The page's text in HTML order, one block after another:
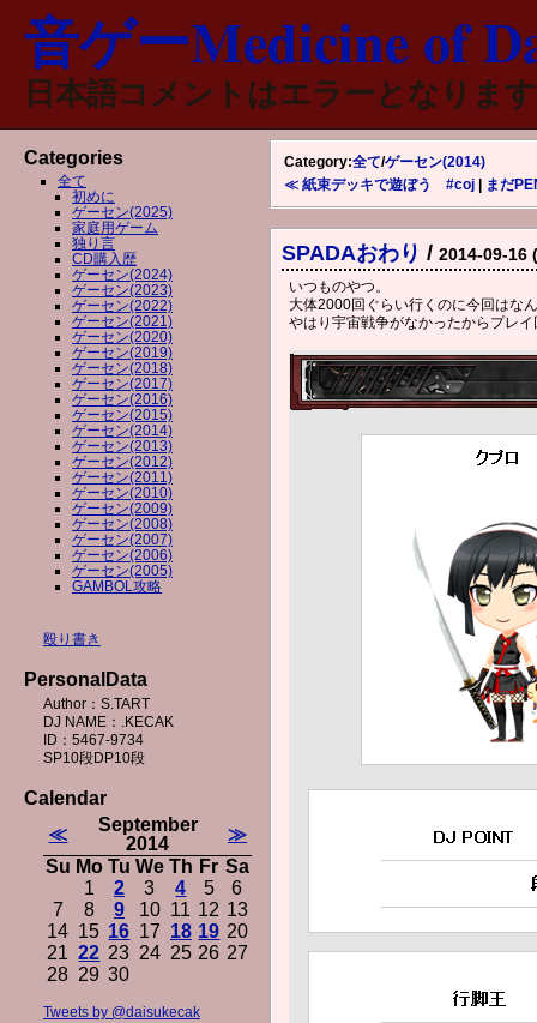
音ゲーMedicine of
日本語コメントはエラーとなりま
Category:全て/ゲーセン(2014)
≪ 紙束デッキで遊ぼう #coj
まだ
SPADAおわり / 2014-09-16
いつものやつ。
大体2000回ぐらい行くのに今回はな
やはり宇宙戦争がなかったからプレ
Categories
全て
初めに
ゲーセン(2025)
家庭用ゲーム
独り言
CD購入歴
ゲーセン(2024)
ゲーセン(2023)
ゲーセン(2022)
ゲーセン(2021)
ゲーセン(2020)
ゲーセン(2019)
ゲーセン(2018)
ゲーセン(2017)
ゲーセン(2016)
ゲーセン(2015)
ゲーセン(2014)
ゲーセン(2013)
ゲーセン(2012)
ゲーセン(2011)
ゲーセン(2010)
ゲーセン(2009)
ゲーセン(2008)
ゲーセン(2007)
ゲーセン(2006)
ゲーセン(2005)
GAMBOL攻略
殴り書き
PersonalData
Author：S.TART
DJ NAME：.KECAK
ID：5467-9734
SP10段DP10段
Calendar
≪
September
2014
≫
Su Mo Tu We Th Fr Sa
1
2 3 4 5
6
7
8 9 10 11 12 13
14 15 16 17 18 19 20
21 22 23 24 25 26 27
28 29 30
Tweets by @daisukecak